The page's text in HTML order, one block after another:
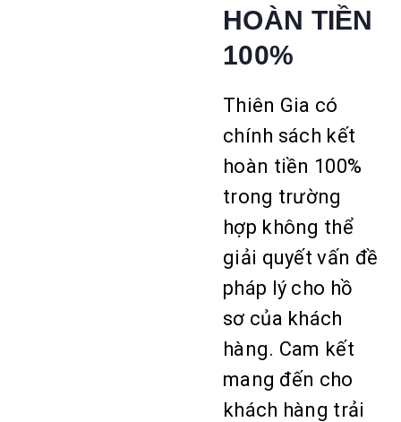
HOÀN TIỀN
100%
Thiên Gia có
chính sách kết
hoàn tiền 100%
trong trường
hợp không thể
giải quyết vấn đề
pháp lý cho hồ
sơ của khách
hàng. Cam kết
mang đến cho
khách hàng trải